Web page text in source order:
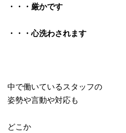
・・・厳かです
・・・心洗わされます
中で働いているスタッフの
姿勢や言動や対応も
どこか